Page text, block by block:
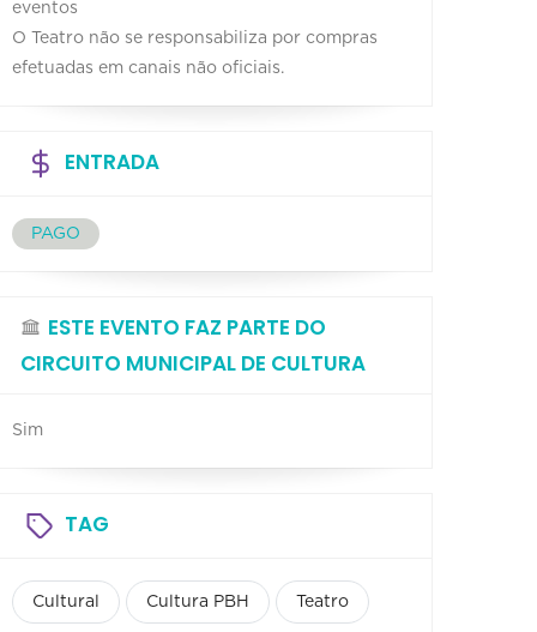
eventos
O Teatro não se responsabiliza por compras
efetuadas em canais não oficiais.
ENTRADA
PAGO
ESTE EVENTO FAZ PARTE DO
CIRCUITO MUNICIPAL DE CULTURA
Sim
TAG
Cultural Cultura PBH Teatro